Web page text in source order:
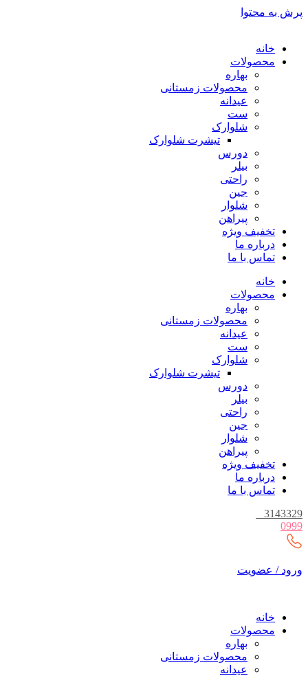
پرش به محتوا
خانه
محصولات
بهاره
محصولات زمستانی
عیدانه
ست
شلوارک
تیشرت شلوارک
دورس
بیلر
راحتی
جین
شلوار
پیراهن
تخفیف ویژه
درباره ما
تماس با ما
خانه
محصولات
بهاره
محصولات زمستانی
عیدانه
ست
شلوارک
تیشرت شلوارک
دورس
بیلر
راحتی
جین
شلوار
پیراهن
تخفیف ویژه
درباره ما
تماس با ما
3143329
0999
ورود / عضویت
خانه
محصولات
بهاره
محصولات زمستانی
عیدانه